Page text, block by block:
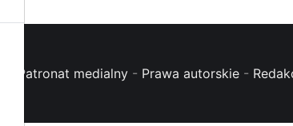
Patronat medialny - Prawa autorskie -